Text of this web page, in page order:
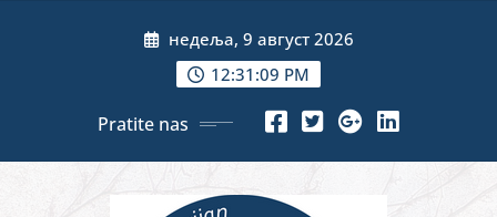
недеља, 9 август 2026
12:31:11 PM
Pratite nas